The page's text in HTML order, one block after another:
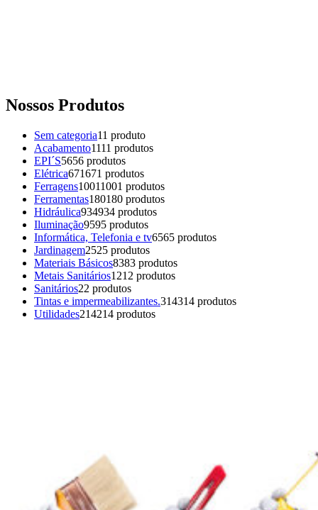
Nossos Produtos
Sem categoria11 produto
Acabamento1111 produtos
EPI´S5656 produtos
Elétrica671671 produtos
Ferragens10011001 produtos
Ferramentas180180 produtos
Hidráulica934934 produtos
Iluminação9595 produtos
Informática, Telefonia e tv6565 produtos
Jardinagem2525 produtos
Materiais Básicos8383 produtos
Metais Sanitários1212 produtos
Sanitários22 produtos
Tintas e impermeabilizantes.314314 produtos
Utilidades214214 produtos